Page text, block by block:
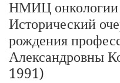
НМИЦ
Исторический
рождения
Александровны
1991)